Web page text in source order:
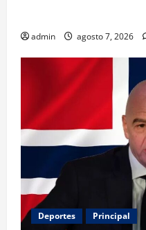
admin agosto 7, 2026
Deportes Principal